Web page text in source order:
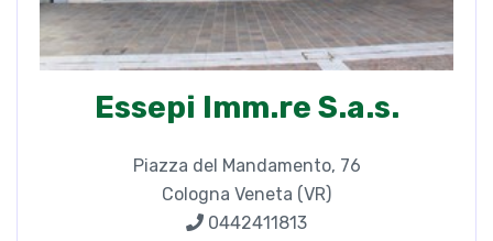
VEDI IMMOBILI >>
Contatta l'agenzia